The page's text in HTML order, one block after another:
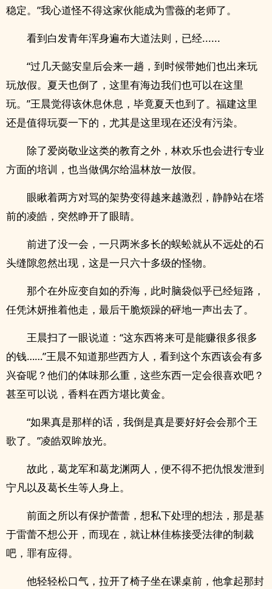
稳定。”我心道怪不得这家伙能成为雪薇的老师了。
看到白发青年浑身遍布大道法则，已经......
“过几天懿安皇后会来一趟，到时候带她们也出来玩
玩放假。夏天也倒了，这里有海边我们也可以在这里
玩。”王晨觉得该休息休息，毕竟夏天也到了。福建这里
还是值得玩耍一下的，尤其是这里现在还没有污染。
除了爱岗敬业这类的教育之外，林欢乐也会进行专业
方面的培训，也当做偶尔给温林放一放假。
眼瞅着两方对骂的架势变得越来越激烈，静静站在塔
前的凌皓，突然睁开了眼睛。
前进了没一会，一只两米多长的蜈蚣就从不远处的石
头缝隙忽然出现，这是一只六十多级的怪物。
那个在外应变自如的乔海，此时脑袋似乎已经短路，
任凭沐妍推着他走，最后干脆烦躁的砰地一声出去了。
王晨扫了一眼说道：“这东西将来可是能赚很多很多
的钱……”王晨不知道那些西方人，看到这个东西该会有多
兴奋呢？他们的体味那么重，这些东西一定会很喜欢吧？
甚至可以说，香料在西方堪比黄金。
“如果真是那样的话，我倒是真是要好好会会那个王
歌了。”凌皓双眸放光。
故此，葛龙军和葛龙渊两人，便不得不把仇恨发泄到
宁凡以及葛长生等人身上。
前面之所以有保护蕾蕾，想私下处理的想法，那是基
于雷蕾不想公开，而现在，就让林佳栋接受法律的制裁
吧，罪有应得。
他轻轻松口气，拉开了椅子坐在课桌前，他拿起那封